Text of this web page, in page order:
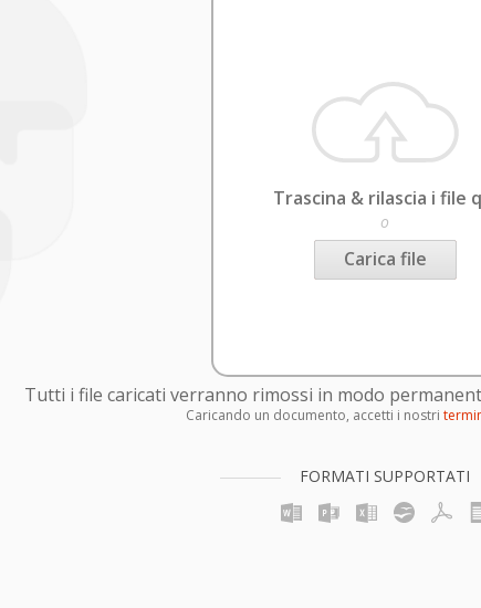
Trascina & rilascia i file
o
Carica file
Tutti i file caricati verranno rimossi in modo
Caricando un documento, accetti i nostri
FORMATI SUPPORTATI